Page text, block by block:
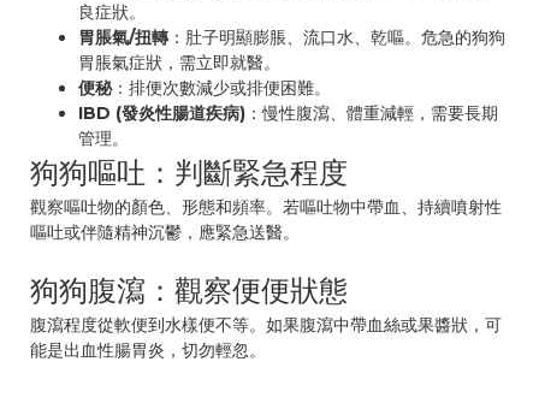
良症狀。
胃脹氣/扭轉 ：肚子明顯膨脹、流口水、乾嘔。危急的狗狗
胃脹氣症狀，需立即就醫。
便秘：排便次數減少或排便困難。
IBD (發炎性腸道疾病) ：慢性腹瀉、體重減輕，需要長期
管理。
狗狗嘔吐：判斷緊急程度
觀察嘔吐物的顏色、形態和頻率。若嘔吐物中帶血、持續噴射性
嘔吐或伴隨精神沉鬱，應緊急送醫。
狗狗腹瀉：觀察便便狀態
腹瀉程度從軟便到水樣便不等。如果腹瀉中帶血絲或果醬狀，可
能是出血性腸胃炎，切勿輕忽。